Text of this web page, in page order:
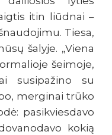
itin liūdnai –
Tiesa,
šalyje. „Viena
šeimoje,
susipažino su
merginai trūko
pasikviesdavo
kokią